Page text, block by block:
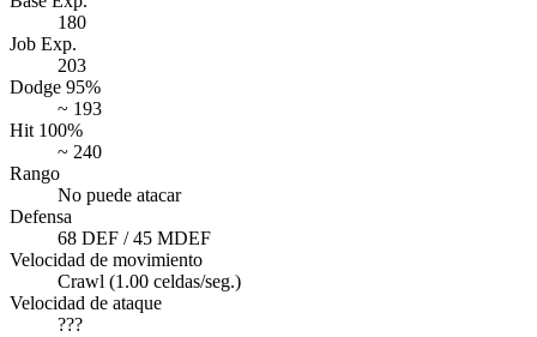
180
Job Exp.
203
Dodge 95%
~ 193
Hit 100%
~ 240
Rango
No puede atacar
Defensa
68 DEF / 45 MDEF
Velocidad de movimiento
Crawl (1.00 celdas/seg.)
Velocidad de ataque
???